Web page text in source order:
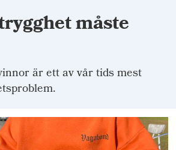
måste
är ett av vår tids mest